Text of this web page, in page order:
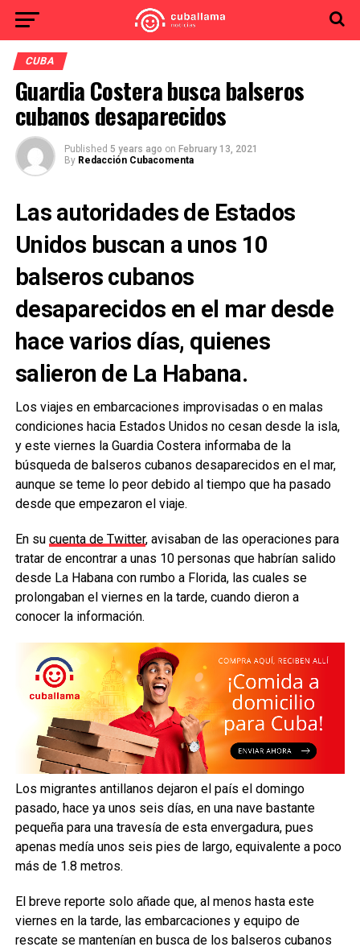
CUBA
Guardia Costera busca balseros
cubanos desaparecidos
Published 5 years ago on February 13, 2021
By Redacción Cubacomenta
Las autoridades de Estados
Unidos buscan a unos 10
balseros cubanos
desaparecidos en el mar desde
hace varios días, quienes
salieron de La Habana.
Los viajes en embarcaciones improvisadas o en malas
condiciones hacia Estados Unidos no cesan desde la isla,
y este viernes la Guardia Costera informaba de la
búsqueda de balseros cubanos desaparecidos en el mar,
aunque se teme lo peor debido al tiempo que ha pasado
desde que empezaron el viaje.
En su cuenta de Twitter, avisaban de las operaciones para
tratar de encontrar a unas 10 personas que habrían salido
desde La Habana con rumbo a Florida, las cuales se
prolongaban el viernes en la tarde, cuando dieron a
conocer la información.
Los migrantes antillanos dejaron el país el domingo
pasado, hace ya unos seis días, en una nave bastante
pequeña para una travesía de esta envergadura, pues
apenas medía unos seis pies de largo, equivalente a poco
más de 1.8 metros.
El breve reporte solo añade que, al menos hasta este
viernes en la tarde, las embarcaciones y equipo de
rescate se mantenían en busca de los balseros cubanos